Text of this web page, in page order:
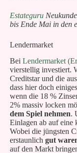
Estateguru
bis Ende Mai in den
Lendermarket
Bei Lendermarket
vierstellig investiert.
Creditstar und die
dass hier doch
wenn die 18 %
2% massiv locken
dem Spiel nehmen.
Einlagen ab auf eine
Wobei die jüngsten
erstaunlich gut
auf den Markt